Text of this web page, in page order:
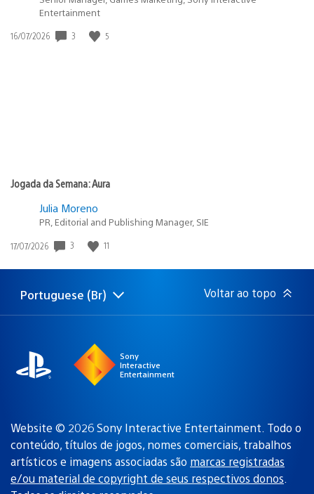
Entertainment
Data
16/07/2026 3 5
Jogada da Semana: Aura
Julia Moreno
PR, Editorial and Publishing Manager, SIE
Data
publicação:
17/07/2026 3 11
Selecione
Região
Portuguese (Br) Voltar ao topo
Sony
Interactive
Entertainment
Website © 2026 Sony Interactive Entertainment. Todo o
conteúdo, títulos de jogos, nomes comerciais, trabalhos
artísticos e imagens associadas são marcas registradas
e/ou material de copyright de seus respectivos donos.